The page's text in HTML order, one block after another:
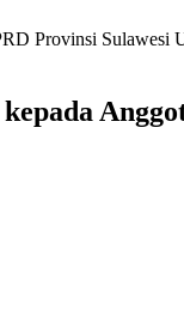
Provinsi